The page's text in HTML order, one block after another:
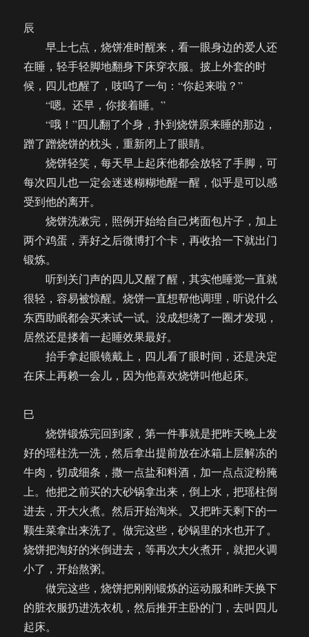
辰
早上七点，烧饼准时醒来，看一眼身边的爱人还
在睡，轻手轻脚地翻身下床穿衣服。披上外套的时
候，四儿也醒了，吱呜了一句：“你起来啦？”
“嗯。还早，你接着睡。”
“哦！”四儿翻了个身，扑到烧饼原来睡的那边，
蹭了蹭烧饼的枕头，重新闭上了眼睛。
烧饼轻笑，每天早上起床他都会放轻了手脚，可
每次四儿也一定会迷迷糊糊地醒一醒，似乎是可以感
受到他的离开。
烧饼洗漱完，照例开始给自己烤面包片子，加上
两个鸡蛋，弄好之后微博打个卡，再收拾一下就出门
锻炼。
听到关门声的四儿又醒了醒，其实他睡觉一直就
很轻，容易被惊醒。烧饼一直想帮他调理，听说什么
东西助眠都会买来试一试。没成想绕了一圈才发现，
居然还是搂着一起睡效果最好。
抬手拿起眼镜戴上，四儿看了眼时间，还是决定
在床上再赖一会儿，因为他喜欢烧饼叫他起床。
巳
烧饼锻炼完回到家，第一件事就是把昨天晚上发
好的瑶柱洗一洗，然后拿出提前放在冰箱上层解冻的
牛肉，切成细条，撒一点盐和料酒，加一点点淀粉腌
上。他把之前买的大砂锅拿出来，倒上水，把瑶柱倒
进去，开大火煮。然后开始淘米。又把昨天剩下的一
颗生菜拿出来洗了。做完这些，砂锅里的水也开了。
烧饼把淘好的米倒进去，等再次大火煮开，就把火调
小了，开始熬粥。
做完这些，烧饼把刚刚锻炼的运动服和昨天换下
的脏衣服扔进洗衣机，然后推开主卧的门，去叫四儿
起床。